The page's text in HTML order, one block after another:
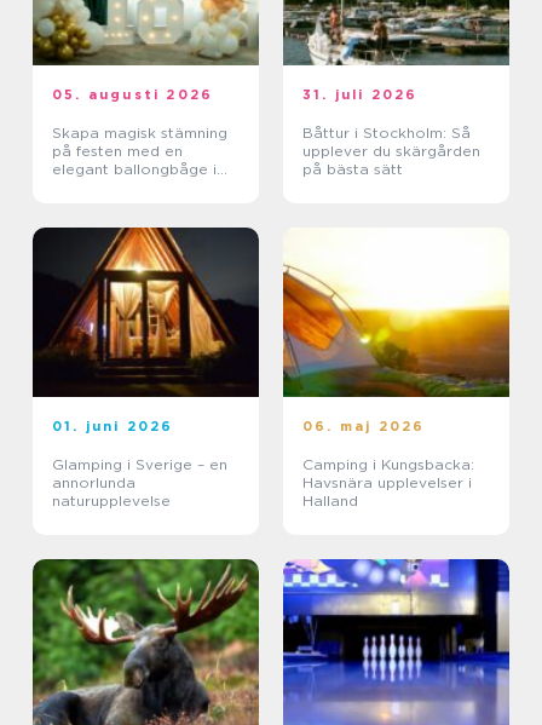
05. augusti 2026
Skapa magisk stämning
på festen med en
elegant ballongbåge i
31. juli 2026
Båttur i Stockholm: Så
upplever du skärgården
på bästa sätt
01. juni 2026
Glamping i Sverige – en
annorlunda
naturupplevelse
06. maj 2026
Camping i Kungsbacka:
Havsnära upplevelser i
Halland